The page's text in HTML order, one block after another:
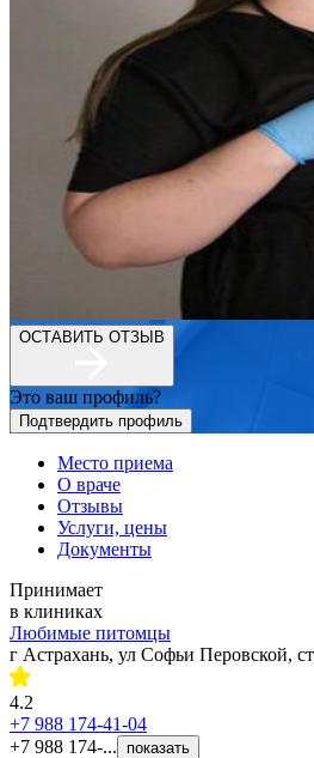
ОСТАВИТЬ ОТЗЫВ
Это ваш профиль?
Подтвердить профиль
Место приема
О враче
Отзывы
Услуги, цены
Документы
Принимает
в клиниках
Любимые питомцы
г Астрахань, ул Софьи Перовской,
4.2
+7 988 174-41-04
+7 988 174-...
показать